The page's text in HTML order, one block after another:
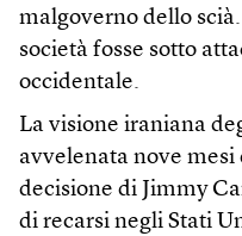
malgoverno dello
società fosse sotto
occidentale.
La visione iraniana
avvelenata nove
decisione di Jimmy
di recarsi negli Stati